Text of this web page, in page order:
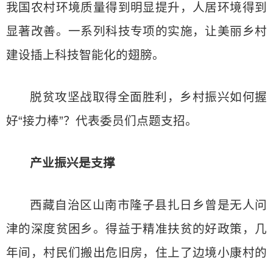
我国农村环境质量得到明显提升，人居环境得到
显著改善。一系列科技专项的实施，让美丽乡村
建设插上科技智能化的翅膀。
脱贫攻坚战取得全面胜利，乡村振兴如何握
好“接力棒”？代表委员们点题支招。
产业振兴是支撑
西藏自治区山南市隆子县扎日乡曾是无人问
津的深度贫困乡。得益于精准扶贫的好政策，几
年间，村民们搬出危旧房，住上了边境小康村的